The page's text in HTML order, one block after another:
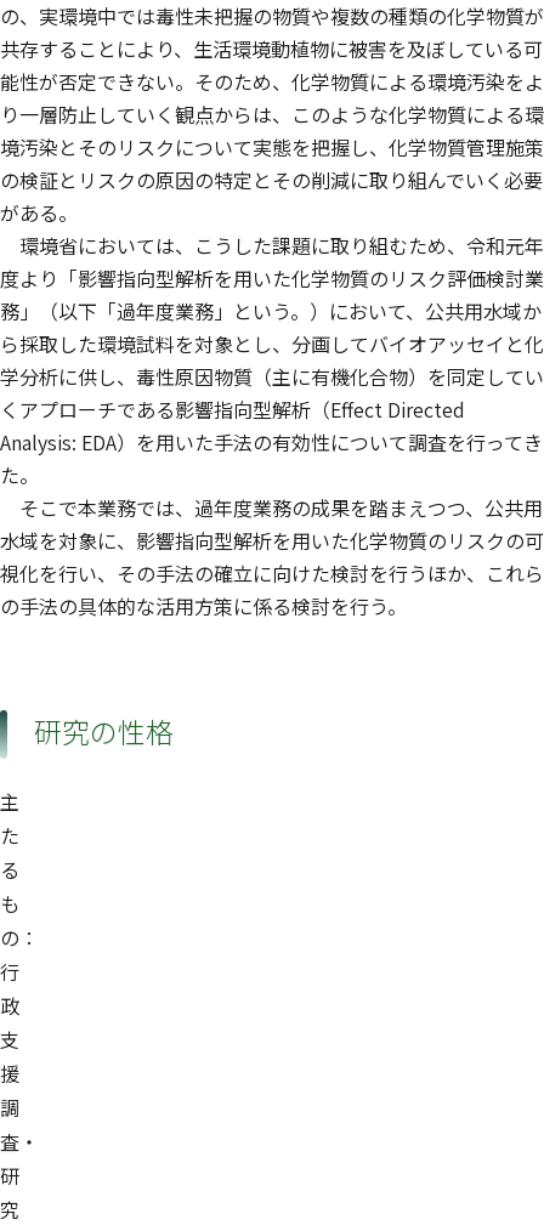
の、実環境中では毒性未把握の物質や複数の種類の化学物質が
共存することにより、生活環境動植物に被害を及ぼしている可
能性が否定できない。そのため、化学物質による環境汚染をよ
り一層防止していく観点からは、このような化学物質による環
境汚染とそのリスクについて実態を把握し、化学物質管理施策
の検証とリスクの原因の特定とその削減に取り組んでいく必要
がある。
環境省においては、こうした課題に取り組むため、令和元年
度より「影響指向型解析を用いた化学物質のリスク評価検討業
務」（以下「過年度業務」という。）において、公共用水域か
ら採取した環境試料を対象とし、分画してバイオアッセイと化
学分析に供し、毒性原因物質（主に有機化合物）を同定してい
くアプローチである影響指向型解析（Effect Directed
Analysis: EDA）を用いた手法の有効性について調査を行ってき
た。
そこで本業務では、過年度業務の成果を踏まえつつ、公共用
水域を対象に、影響指向型解析を用いた化学物質のリスクの可
視化を行い、その手法の確立に向けた検討を行うほか、これら
の手法の具体的な活用方策に係る検討を行う。
研究の性格
主
た
る
も
の：
行
政
支
援
調
査・
研
究